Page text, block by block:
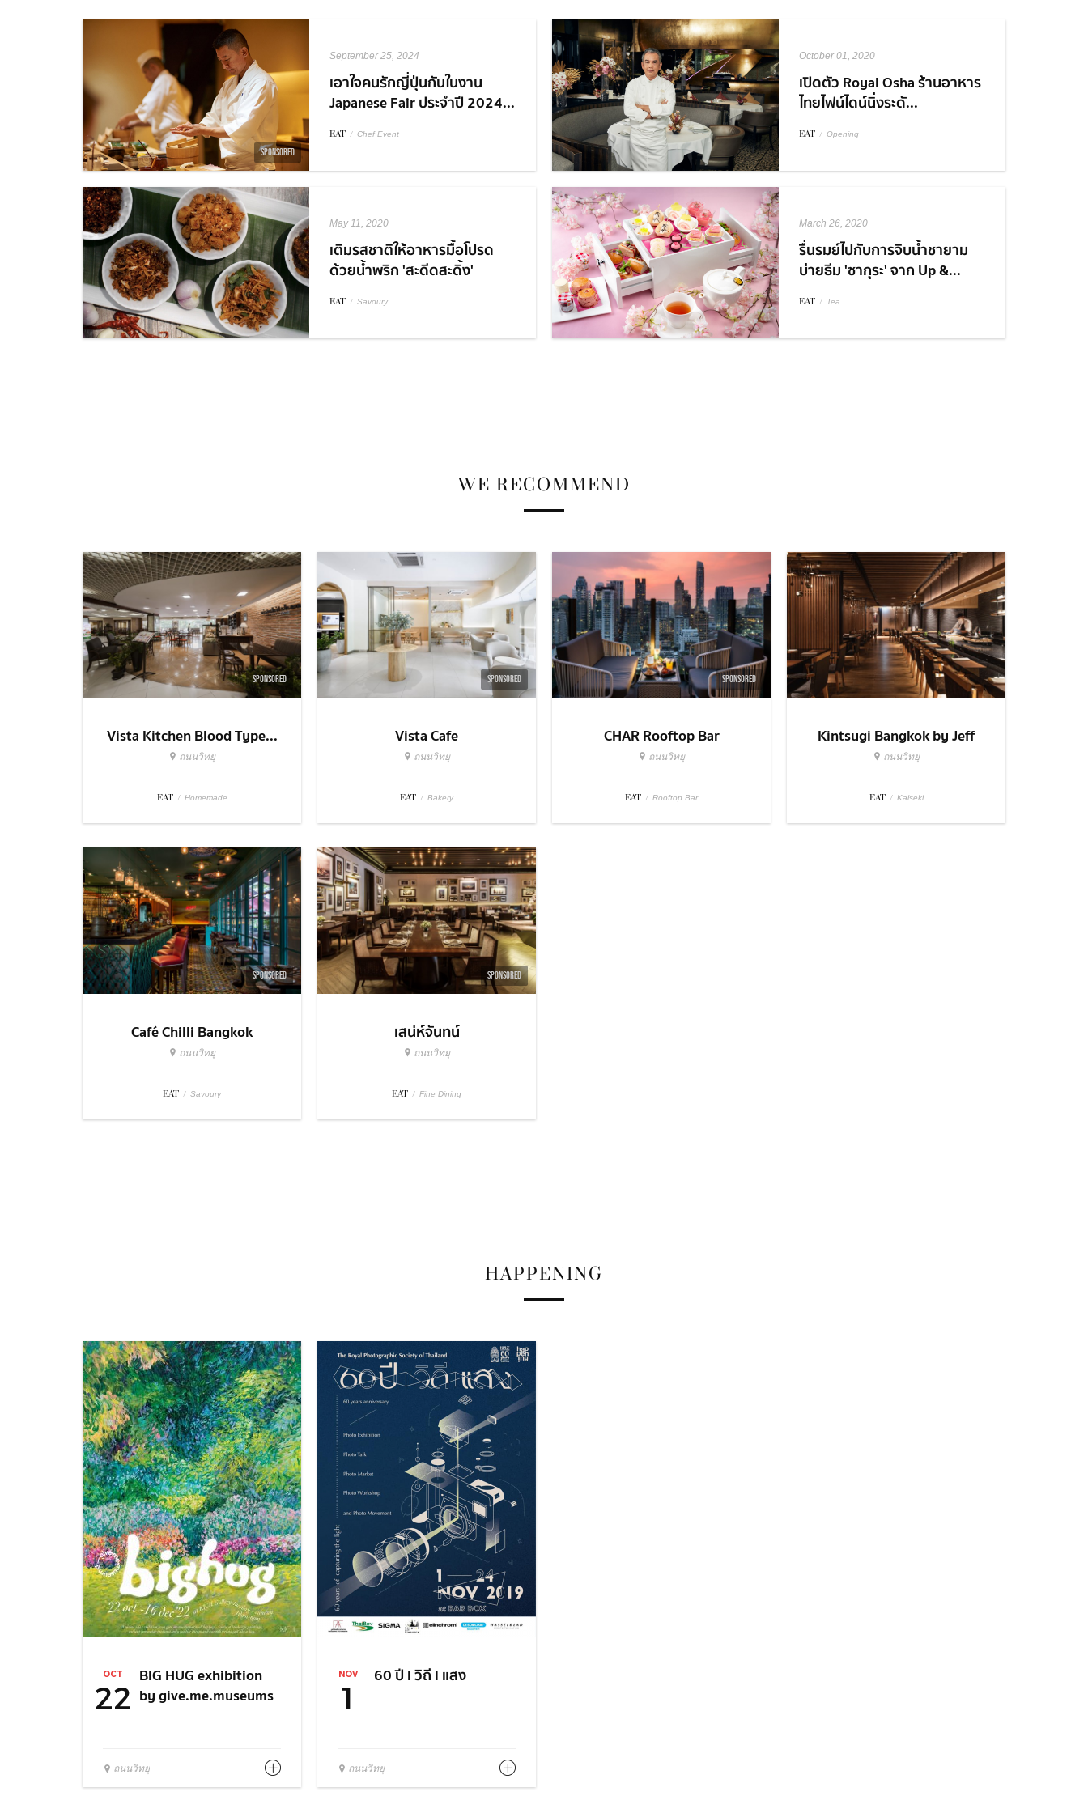
SPONSORED
September 25, 2024
เอาใจคนรักญี่ปุ่นกันในงาน
Japanese Fair ประจำปี 2024...
EAT / Chef Event
October 01, 2020
เปิดตัว Royal Osha ร้านอาหาร
ไทยไฟน์ไดน์นิ่งระดั...
EAT / Opening
May 11, 2020
เติมรสชาติให้อาหารมื้อโปรด
ด้วยน้ำพริก 'สะดีดสะดิ้ง'
EAT / Savoury
March 26, 2020
รื่นรมย์ไปกับการจิบน้ำชายาม
บ่ายธีม 'ซากุระ' จาก Up &...
EAT / Tea
WE RECOMMEND
SPONSORED
Vista Kitchen Blood Type...
ถนนวิทยุ
EAT / Homemade
SPONSORED
Vista Cafe
ถนนวิทยุ
EAT / Bakery
SPONSORED
CHAR Rooftop Bar
ถนนวิทยุ
EAT / Rooftop Bar
Kintsugi Bangkok by Jeff
R...
ถนนวิทยุ
EAT / Kaiseki
SPONSORED
Café Chilli Bangkok
ถนนวิทยุ
EAT / Savoury
SPONSORED
เสน่ห์จันทน์
ถนนวิทยุ
EAT / Fine Dining
HAPPENING
OCT
22
BIG HUG exhibition
by give.me.museums
ถนนวิทยุ
NOV
1
60 ปี l วิถี l แสง
ถนนวิทยุ